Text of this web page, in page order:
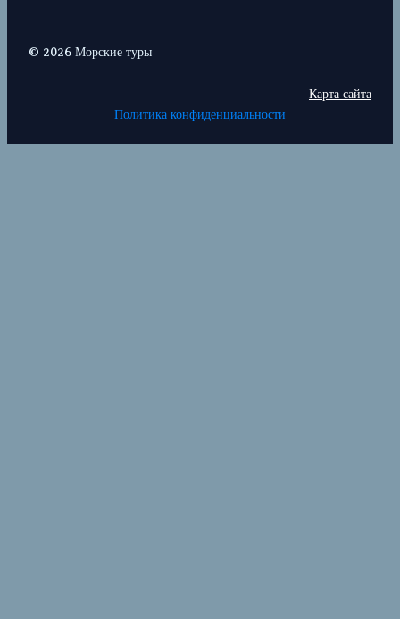
© 2026 Морские туры
Карта сайта
Политика конфиденциальности